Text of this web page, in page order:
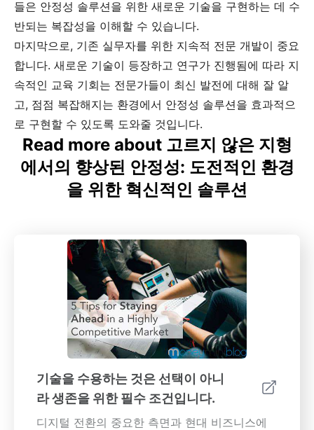
들은 안정성 솔루션을 위한 새로운 기술을 구현하는 데 수
반되는 복잡성을 이해할 수 있습니다.
마지막으로, 기존 실무자를 위한 지속적 전문 개발이 중요
합니다. 새로운 기술이 등장하고 연구가 진행됨에 따라 지
속적인 교육 기회는 전문가들이 최신 발전에 대해 잘 알
고, 점점 복잡해지는 환경에서 안정성 솔루션을 효과적으
로 구현할 수 있도록 도와줄 것입니다.
Read more about 고르지 않은 지형
에서의 향상된 안정성: 도전적인 환경
을 위한 혁신적인 솔루션
기술을 수용하는 것은 선택이 아니
라 생존을 위한 필수 조건입니다.
디지털 전환의 중요한 측면과 현대 비즈니스에